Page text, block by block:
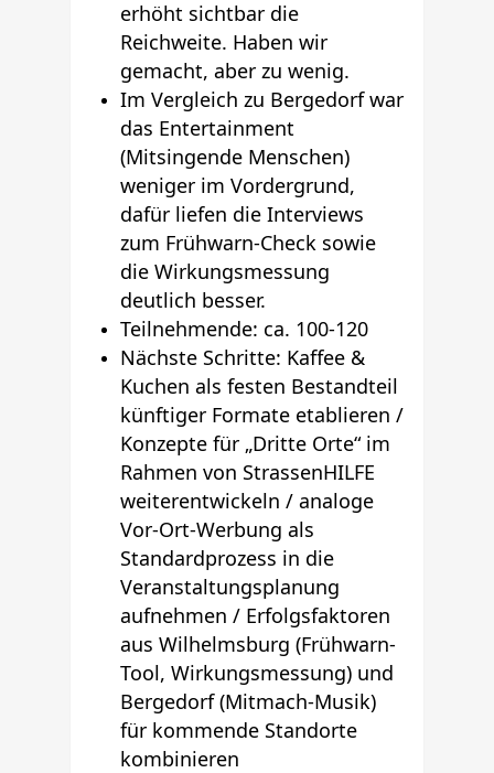
erhöht sichtbar die
Reichweite. Haben wir
gemacht, aber zu wenig.
Im Vergleich zu Bergedorf war
das Entertainment
(Mitsingende Menschen)
weniger im Vordergrund,
dafür liefen die Interviews
zum Frühwarn-Check sowie
die Wirkungsmessung
deutlich besser.
Teilnehmende: ca. 100-120
Nächste Schritte: Kaffee &
Kuchen als festen Bestandteil
künftiger Formate etablieren /
Konzepte für „Dritte Orte“ im
Rahmen von StrassenHILFE
weiterentwickeln / analoge
Vor-Ort-Werbung als
Standardprozess in die
Veranstaltungsplanung
aufnehmen / Erfolgsfaktoren
aus Wilhelmsburg (Frühwarn-
Tool, Wirkungsmessung) und
Bergedorf (Mitmach-Musik)
für kommende Standorte
kombinieren